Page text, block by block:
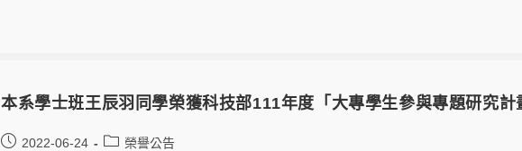
本系學士班王辰羽同學榮獲科技部111年度「大專學生參與專題研究計
2022-06-24 榮譽公告